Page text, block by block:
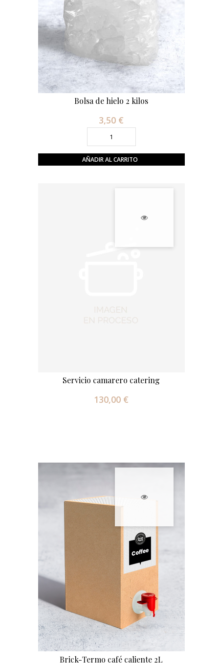
Bolsa de hielo 2 kilos
3,50 €
AÑADIR AL CARRITO
Servicio camarero catering
130,00 €
Brick-Termo café caliente 2L